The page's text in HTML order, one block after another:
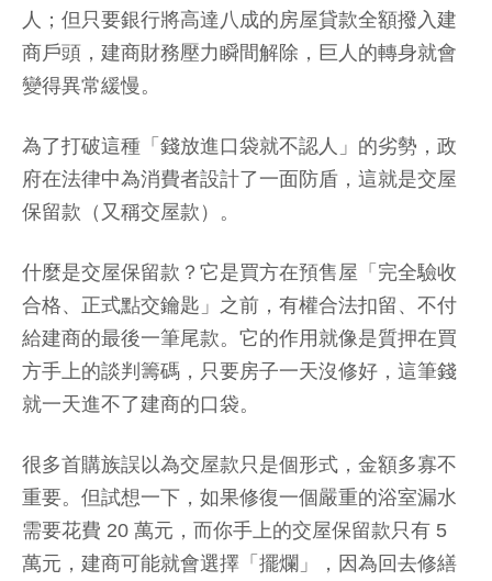
人；但只要銀行將高達八成的房屋貸款全額撥入建
商戶頭，建商財務壓力瞬間解除，巨人的轉身就會
變得異常緩慢。
為了打破這種「錢放進口袋就不認人」的劣勢，政
府在法律中為消費者設計了一面防盾，這就是交屋
保留款（又稱交屋款）。
什麼是交屋保留款？它是買方在預售屋「完全驗收
合格、正式點交鑰匙」之前，有權合法扣留、不付
給建商的最後一筆尾款。它的作用就像是質押在買
方手上的談判籌碼，只要房子一天沒修好，這筆錢
就一天進不了建商的口袋。
很多首購族誤以為交屋款只是個形式，金額多寡不
重要。但試想一下，如果修復一個嚴重的浴室漏水
需要花費 20 萬元，而你手上的交屋保留款只有 5
萬元，建商可能就會選擇「擺爛」，因為回去修繕